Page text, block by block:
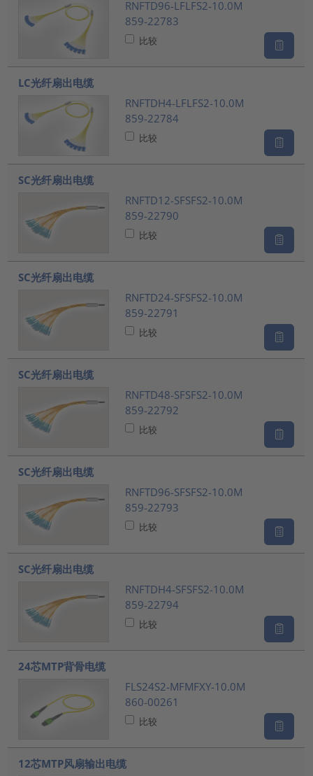
RNFTD96-LFLFS2-10.0M
859-22783
比较
LC光纤扇出电缆
RNFTDH4-LFLFS2-10.0M
859-22784
比较
SC光纤扇出电缆
RNFTD12-SFSFS2-10.0M
859-22790
比较
SC光纤扇出电缆
RNFTD24-SFSFS2-10.0M
859-22791
比较
SC光纤扇出电缆
RNFTD48-SFSFS2-10.0M
859-22792
比较
SC光纤扇出电缆
RNFTD96-SFSFS2-10.0M
859-22793
比较
SC光纤扇出电缆
RNFTDH4-SFSFS2-10.0M
859-22794
比较
24芯MTP背骨电缆
FLS24S2-MFMFXY-10.0M
860-00261
比较
12芯MTP风扇输出电缆